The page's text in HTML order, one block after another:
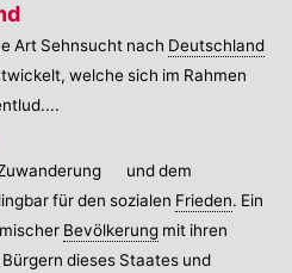
Art Sehnsucht nach Deutschland
welche sich im Rahmen
und dem
für den sozialen Frieden. Ein
Bevölkerung mit ihren
dieses Staates und